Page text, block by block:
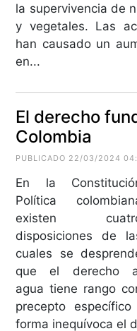
la supervivencia de
y vegetales. Las
han causado un
en...
El derecho
Colombia
PUBLICADO 22/03/2024
En la
Política
existen
disposiciones de
cuales se
que el derecho
agua tiene rango
precepto
forma inequívoca el